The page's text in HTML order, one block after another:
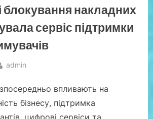
блокування накладних
сервіс підтримки
By
admin
впливають на
бізнесу, підтримка
цифрові сервіси та